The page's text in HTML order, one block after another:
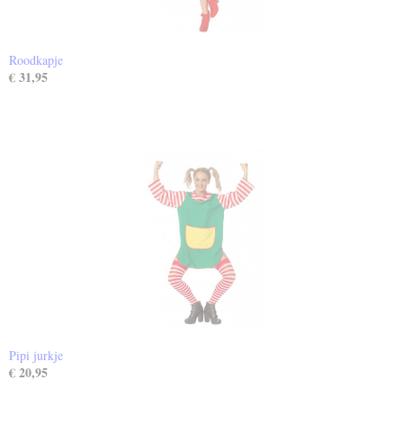
Roodkapje
€ 31,95
Pipi jurkje
€ 20,95